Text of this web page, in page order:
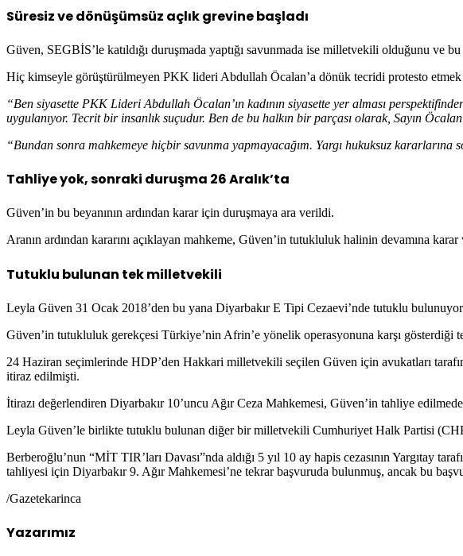
Süresiz ve dönüşümsüz açlık grevine başladı
Güven, SEGBİS’le katıldığı duruşmada yaptığı savunmada ise milletvekili olduğunu ve
Hiç kimseyle görüştürülmeyen PKK lideri Abdullah Öcalan’a dönük tecridi protesto etmek
“Ben siyasette PKK Lideri Abdullah Öcalan’ın kadının siyasette yer alması
uygulanıyor. Tecrit bir insanlık suçudur. Ben de bu halkın bir parçası olarak, Sayın
“Bundan sonra mahkemeye hiçbir savunma yapmayacağım. Yargı hukuksuz
Tahliye yok, sonraki duruşma 26 Aralık’ta
Güven’in bu beyanının ardından karar için duruşmaya ara verildi.
Aranın ardından kararını açıklayan mahkeme, Güven’in tutukluluk halinin devamına
Tutuklu bulunan tek milletvekili
Leyla Güven 31 Ocak 2018’den bu yana Diyarbakır E Tipi Cezaevi’nde tutuklu
Güven’in tutukluluk gerekçesi Türkiye’nin Afrin’e yönelik operasyonuna karşı gösterdiği
24 Haziran seçimlerinde HDP’den Hakkari milletvekili seçilen Güven için avukatları
itiraz edilmişti.
İtirazı değerlendiren Diyarbakır 10’uncu Ağır Ceza Mahkemesi, Güven’in tahliye
Leyla Güven’le birlikte tutuklu bulunan diğer bir milletvekili Cumhuriyet Halk Partisi
Berberoğlu’nun “MİT TIR’ları Davası”nda aldığı 5 yıl 10 ay hapis cezasının Yargıtay
tahliyesi için Diyarbakır 9. Ağır Mahkemesi’ne tekrar başvuruda bulunmuş, ancak bu
/Gazetekarinca
Yazarımız